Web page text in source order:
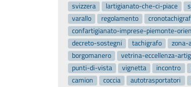
svizzera
lartigianato-che-ci-piace
varallo
regolamento
confartigianato-imprese-piemonte-
decreto-sostegni
tachigrafo
zona-
borgomanero
vetrina-eccellenza-
punti-di-vista
vignetta incontro
camion
coccia autotrasportatori